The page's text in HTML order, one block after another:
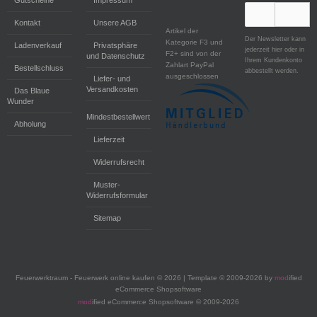
Kontakt
Ladenverkauf
Bestellschluss
Das Blaue
Wunder
Abholung
Unsere AGB
Privatsphäre
und Datenschutz
Liefer- und
Versandkosten
Mindestbestellwert
Lieferzeit
Widerrufsrecht
Muster-
Widerrufsformular
Sitemap
Artikel der
Kategorie F3 und
F2+ sind von der
Zahlart PayPal
ausgeschlossen
Der Newsletter kann
jederzeit hier oder in
Ihrem Kundenkonto
abbestellt werden.
Feuerwerktraum - Feuerwerk online kaufen © 2026 | Template © 2009-2026 by modified
eCommerce Shopsoftware
modified eCommerce Shopsoftware © 2009-2026